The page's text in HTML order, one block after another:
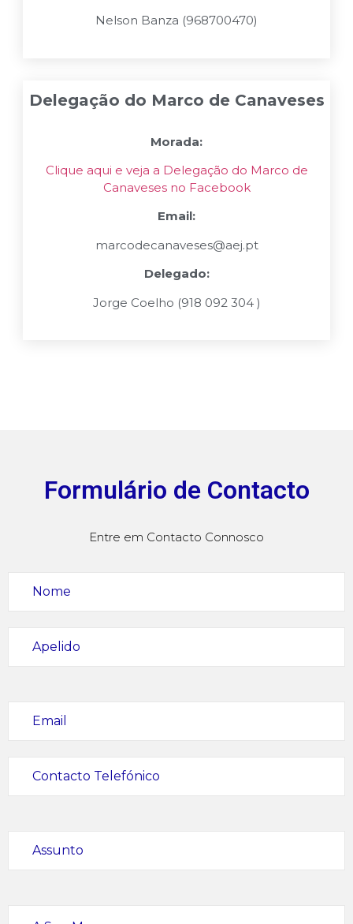
Nelson Banza (968700470)
Delegação do Marco de Canaveses
Morada:
Clique aqui e veja a Delegação do Marco de
Canaveses no Facebook
Email:
marcodecanaveses@aej.pt
Delegado:
Jorge Coelho (918 092 304 )
Formulário de Contacto
Entre em Contacto Connosco